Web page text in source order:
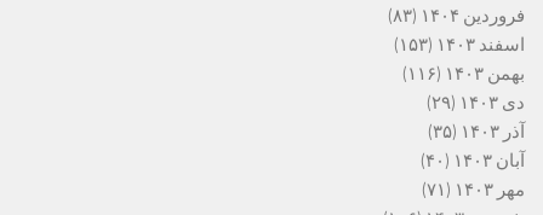
فروردین ۱۴۰۴
(۸۳)
اسفند ۱۴۰۳
(۱۵۳)
بهمن ۱۴۰۳
(۱۱۶)
دی ۱۴۰۳
(۲۹)
آذر ۱۴۰۳
(۳۵)
آبان ۱۴۰۳
(۴۰)
مهر ۱۴۰۳
(۷۱)